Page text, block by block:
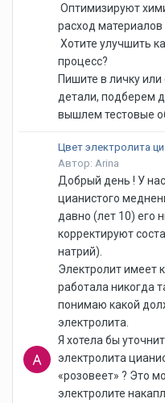
Оптимизируют
расход материалов
Хотите улучшить
процесс?
Пишите в личку
детали, подберем
вышлем тестовые
Цвет электролита
Автор: Arina
Добрый день ! У
цианистого
давно (лет 10) его
корректируют
натрий).
Электролит имеет
работала никогда
понимаю какой
электролита.
Я хотела бы
электролита
«розовеет» ? Это
электролите